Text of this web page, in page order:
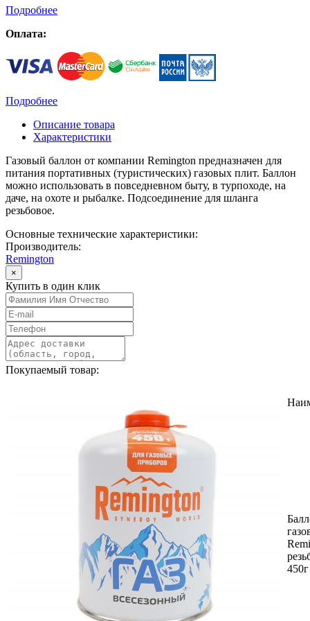
Подробнее
Оплата:
Подробнее
Описание товара
Характеристики
Газовый баллон от компании Remington предназначен для
питания портативных (туристических) газовых плит. Баллон
можно использовать в повседневном быту, в турпоходе, на
даче, на охоте и рыбалке. Подсоединение для шланга
резьбовое.
Основные технические характеристики:
Производитель:
Remington
×
Купить в один клик
Покупаемый товар:
450г